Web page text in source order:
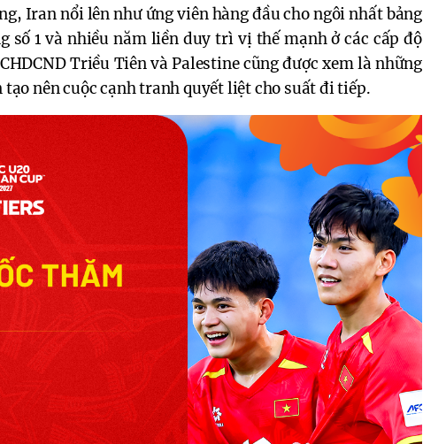
Iran nổi lên như ứng viên hàng đầu cho ngôi nhất bảng
số 1 và nhiều năm liền duy trì vị thế mạnh ở các cấp độ
Triều Tiên và Palestine cũng được xem là những
nên cuộc cạnh tranh quyết liệt cho suất đi tiếp.